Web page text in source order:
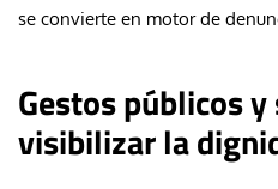
se convierte en motor de
Gestos públicos
visibilizar la